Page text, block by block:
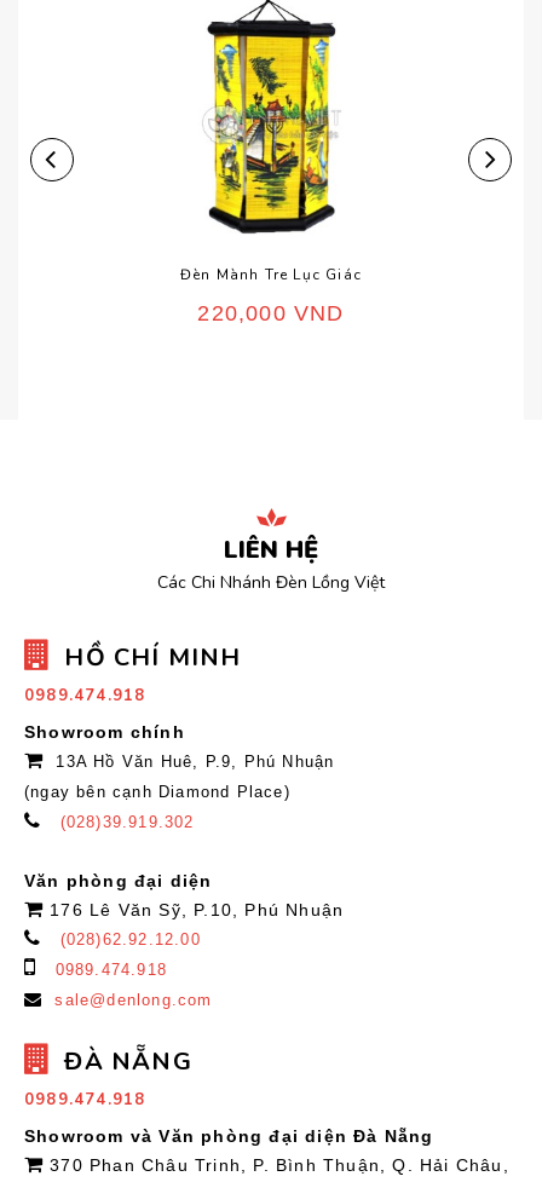
Đèn Mành Tre Lục Giác
220,000 VND
LIÊN HỆ
Các Chi Nhánh Đèn Lồng Việt
HỒ CHÍ MINH
0989.474.918
Showroom chính
13A Hồ Văn Huê, P.9, Phú Nhuận
(ngay bên cạnh Diamond Place)
(028)39.919.302
Văn phòng đại diện
176 Lê Văn Sỹ, P.10, Phú Nhuận
(028)62.92.12.00
0989.474.918
sale@denlong.com
ĐÀ NẴNG
0989.474.918
Showroom và Văn phòng đại diện Đà Nẵng
370 Phan Châu Trinh, P. Bình Thuận, Q. Hải Châu,